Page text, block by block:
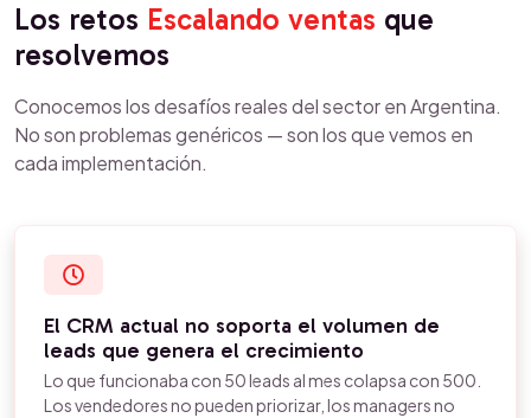
Los retos Escalando ventas que
resolvemos
Conocemos los desafíos reales del sector en Argentina.
No son problemas genéricos — son los que vemos en
cada implementación.
El CRM actual no soporta el volumen de
leads que genera el crecimiento
Lo que funcionaba con 50 leads al mes colapsa con 500.
Los vendedores no pueden priorizar, los managers no